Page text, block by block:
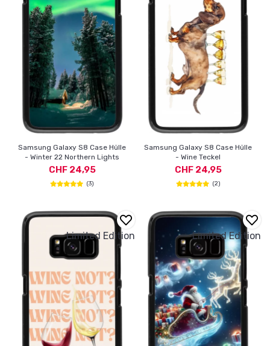
Samsung Galaxy S8 Case Hülle
- Winter 22 Northern Lights
CHF 24,95
(3)
Samsung Galaxy S8 Case Hülle
- Wine Teckel
CHF 24,95
(2)
Limited Edition Limited Edition